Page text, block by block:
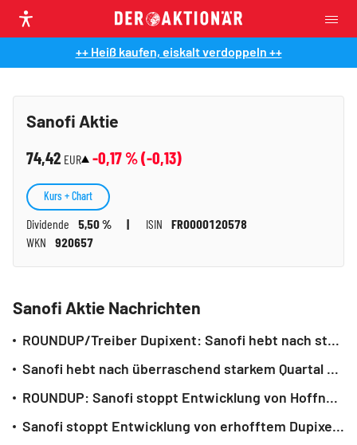
++ Heiß kaufen, eiskalt verdoppeln ++
Sanofi Aktie
74,42 EUR -0,17 % (-0,13)
Dividende 5,50 % ISIN
FR0000120578
WKN
920657
Kurs + Chart
Sanofi Aktie Nachrichten
ROUNDUP/Treiber Dupixent: Sanofi hebt nach starkem Quartal die Jahresziele an
Sanofi hebt nach überraschend starkem Quartal seine Jahresziele
ROUNDUP: Sanofi stoppt Entwicklung von Hoffnungsträger gegen Neurodermitis
Sanofi stoppt Entwicklung von erhofftem Dupixent-Nachfolger gegen Neurodermitis